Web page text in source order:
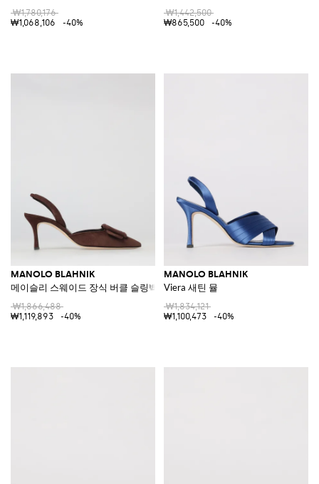
₩1,780,176
₩1,068,106
-40%
₩1,442,500
₩865,500
-40%
MANOLO BLAHNIK
메이슬리 스웨이드 장식 버클 슬링백
₩1,866,488
₩1,119,893
-40%
MANOLO BLAHNIK
Viera 새틴 뮬
₩1,834,121
₩1,100,473
-40%